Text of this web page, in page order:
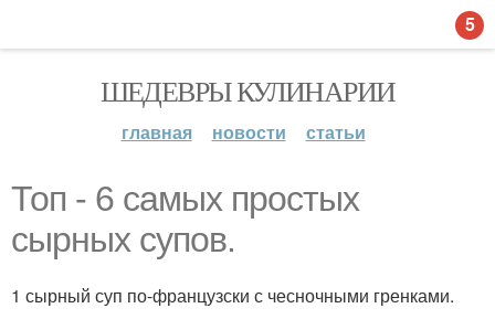
ШЕДЕВРЫ КУЛИНАРИИ
главная новости статьи
Топ - 6 самых простых
сырных супов.
1 сырный суп по-французски с чесночными гренками.
5